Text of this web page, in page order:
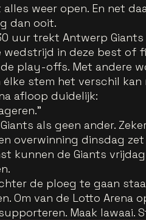
weer open. En net
dan ooit.
uur trekt Antwerp
in deze best of
play-offs. Met andere
stem het verschil kan
afloop duidelijk:
als geen ander.
overwinning dinsdag
kunnen de Giants
de ploeg te gaan
Om van de Lotto Arena
Maak lawaai.